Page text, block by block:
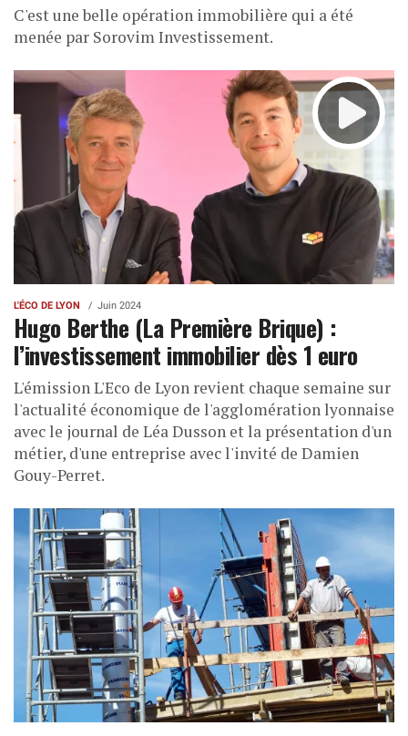
C'est une belle opération immobilière qui a été
menée par Sorovim Investissement.
L'ÉCO DE LYON Juin 2024
Hugo Berthe (La Première Brique) :
l’investissement immobilier dès 1 euro
L'émission L'Eco de Lyon revient chaque semaine sur
l'actualité économique de l'agglomération lyonnaise
avec le journal de Léa Dusson et la présentation d'un
métier, d'une entreprise avec l'invité de Damien
Gouy-Perret.